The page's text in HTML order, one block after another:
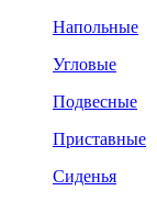
Напольные
Угловые
Подвесные
Приставные
Сиденья